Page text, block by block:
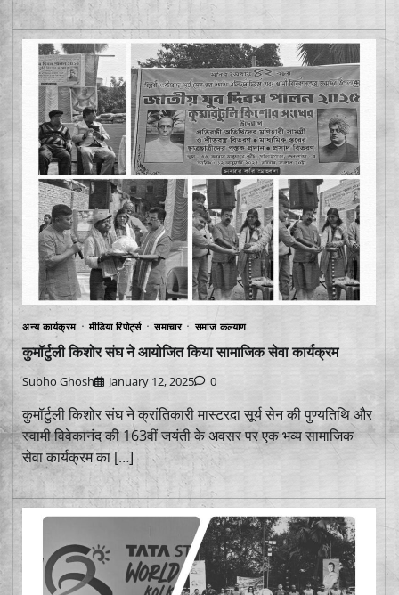
अन्य कार्यक्रम मीडिया रिपोर्ट्स समाचार समाज कल्याण
कुमॉर्टुली किशोर संघ ने आयोजित किया सामाजिक सेवा कार्यक्रम
Subho Ghosh January 12, 2025 0
कुमॉर्टुली किशोर संघ ने क्रांतिकारी मास्टरदा सूर्य सेन की पुण्यतिथि और
स्वामी विवेकानंद की 163वीं जयंती के अवसर पर एक भव्य सामाजिक
सेवा कार्यक्रम का […]